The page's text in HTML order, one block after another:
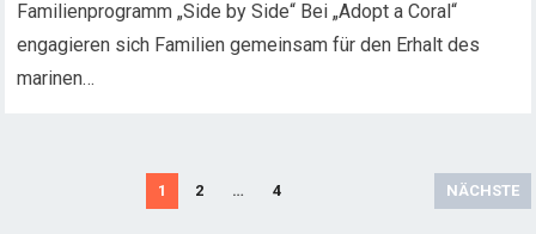
Familienprogramm „Side by Side“ Bei „Adopt a Coral“
engagieren sich Familien gemeinsam für den Erhalt des
marinen…
1 2 … 4 NÄCHSTE